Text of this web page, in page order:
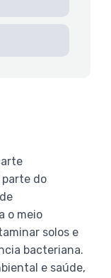
do
o meio
solos e
bacteriana.
e saúde,